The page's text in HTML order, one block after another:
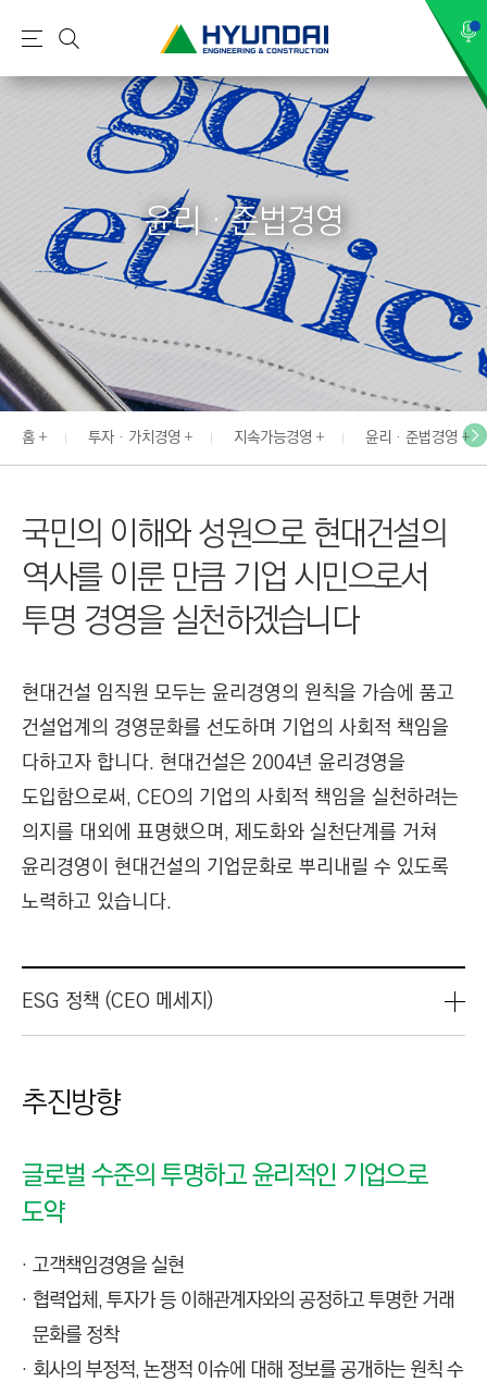
현
건
설
(
Y
U
N
D
I
:
E
N
N
E
E
R
N
G
&
C
O
N
S
T
R
C
T
I
메
뉴
검
색
윤리 · 준법경영
홈 투자 · 가치경영 지속가능경영 윤리 · 준법경영
국민의 이해와 성원으로 현대건설의
역사를 이룬 만큼 기업 시민으로서
투명 경영을 실천하겠습니다
현대건설 임직원 모두는 윤리경영의 원칙을 가슴에 품고
건설업계의 경영문화를 선도하며 기업의 사회적 책임을
다하고자 합니다. 현대건설은 2004년 윤리경영을
도입함으로써, CEO의 기업의 사회적 책임을 실천하려는
의지를 대외에 표명했으며, 제도화와 실천단계를 거쳐
윤리경영이 현대건설의 기업문화로 뿌리내릴 수 있도록
노력하고 있습니다.
ESG 정책 (CEO 메세지)
추진방향
글로벌 수준의 투명하고 윤리적인 기업으로
도약
고객책임경영을 실현
협력업체, 투자가 등 이해관계자와의 공정하고 투명한 거래
문화를 정착
회사의 부정적, 논쟁적 이슈에 대해 정보를 공개하는 원칙 수